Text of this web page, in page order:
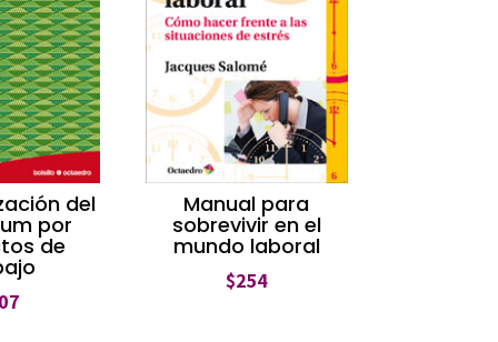
del
por
de
Manual para
sobrevivir en el
mundo laboral
$254